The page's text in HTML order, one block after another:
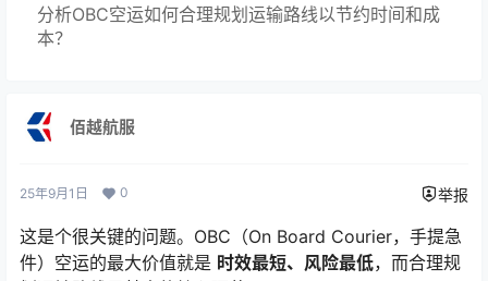
分析OBC空运如何合理规划运输路线以节约时间和成
本？
佰越航服
25年9月1日 0 举报
这是个很关键的问题。OBC（On Board Courier，手提急
件）空运的最大价值就是 时效最短、风险最低，而合理规